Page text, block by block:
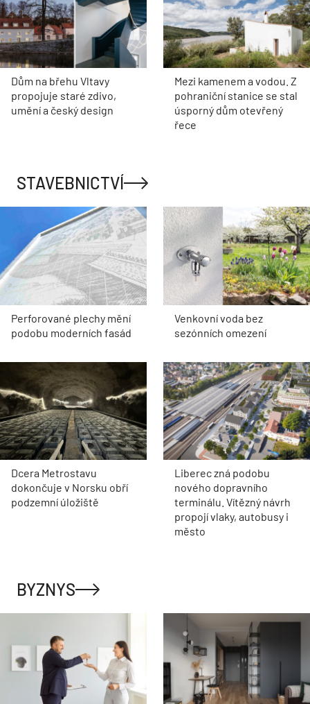
Dům na břehu Vltavy
propojuje staré zdivo,
umění a český design
Mezi kamenem a vodou. Z
pohraniční stanice se stal
úsporný dům otevřený
řece
STAVEBNICTVÍ
Perforované plechy mění
podobu moderních fasád
Venkovní voda bez
sezónních omezení
Dcera Metrostavu
dokončuje v Norsku obří
podzemní úložiště
Liberec zná podobu
nového dopravního
terminálu. Vítězný návrh
propojí vlaky, autobusy i
město
BYZNYS